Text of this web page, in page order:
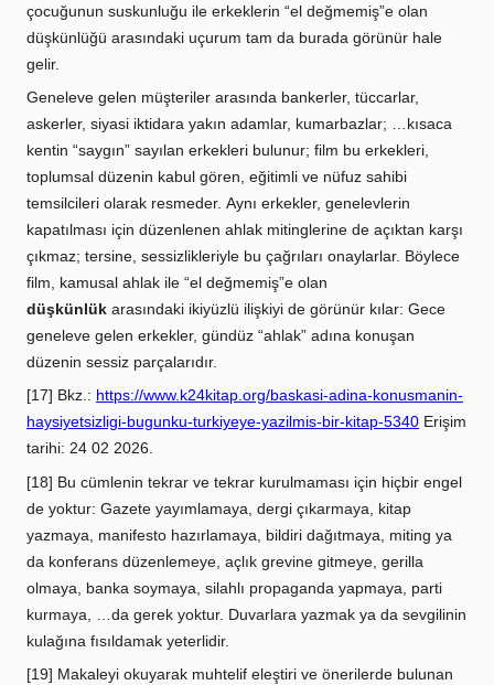
çocuğunun suskunluğu ile erkeklerin “el değmemiş”e olan
düşkünlüğü arasındaki uçurum tam da burada görünür hale
gelir.
Geneleve gelen müşteriler arasında bankerler, tüccarlar,
askerler, siyasi iktidara yakın adamlar, kumarbazlar; …kısaca
kentin “saygın” sayılan erkekleri bulunur; film bu erkekleri,
toplumsal düzenin kabul gören, eğitimli ve nüfuz sahibi
temsilcileri olarak resmeder. Aynı erkekler, genelevlerin
kapatılması için düzenlenen ahlak mitinglerine de açıktan karşı
çıkmaz; tersine, sessizlikleriyle bu çağrıları onaylarlar. Böylece
film, kamusal ahlak ile “el değmemiş”e olan
düşkünlük arasındaki ikiyüzlü ilişkiyi de görünür kılar: Gece
geneleve gelen erkekler, gündüz “ahlak” adına konuşan
düzenin sessiz parçalarıdır.
[17] Bkz.: https://www.k24kitap.org/baskasi-adina-konusmanin-
haysiyetsizligi-bugunku-turkiyeye-yazilmis-bir-kitap-5340 Erişim
tarihi: 24 02 2026.
[18] Bu cümlenin tekrar ve tekrar kurulmaması için hiçbir engel
de yoktur: Gazete yayımlamaya, dergi çıkarmaya, kitap
yazmaya, manifesto hazırlamaya, bildiri dağıtmaya, miting ya
da konferans düzenlemeye, açlık grevine gitmeye, gerilla
olmaya, banka soymaya, silahlı propaganda yapmaya, parti
kurmaya, …da gerek yoktur. Duvarlara yazmak ya da sevgilinin
kulağına fısıldamak yeterlidir.
[19] Makaleyi okuyarak muhtelif eleştiri ve önerilerde bulunan